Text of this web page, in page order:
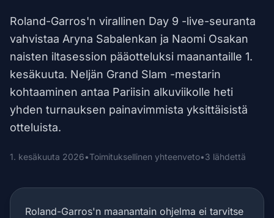
Roland-Garros'n virallinen Day 9 -live-seuranta
vahvistaa Aryna Sabalenkan ja Naomi Osakan
naisten iltasession pääotteluksi maanantaille 1.
kesäkuuta. Neljän Grand Slam -mestarin
kohtaaminen antaa Pariisin alkuviikolle heti
yhden turnauksen painavimmista yksittäisistä
otteluista.
1. kesäkuuta 2026•Toimituksellinen yhteenveto•3 lähdettä
Roland-Garros'n maanantain ohjelma ei tarvitse